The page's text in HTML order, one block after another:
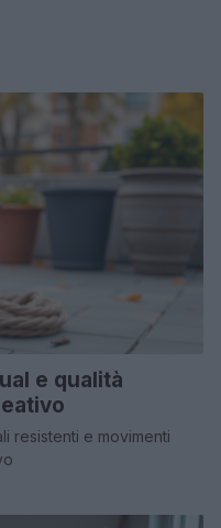
e qualità
resistenti e movimenti